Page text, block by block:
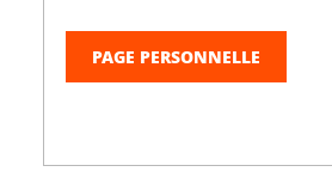
PAGE PERSONNELLE